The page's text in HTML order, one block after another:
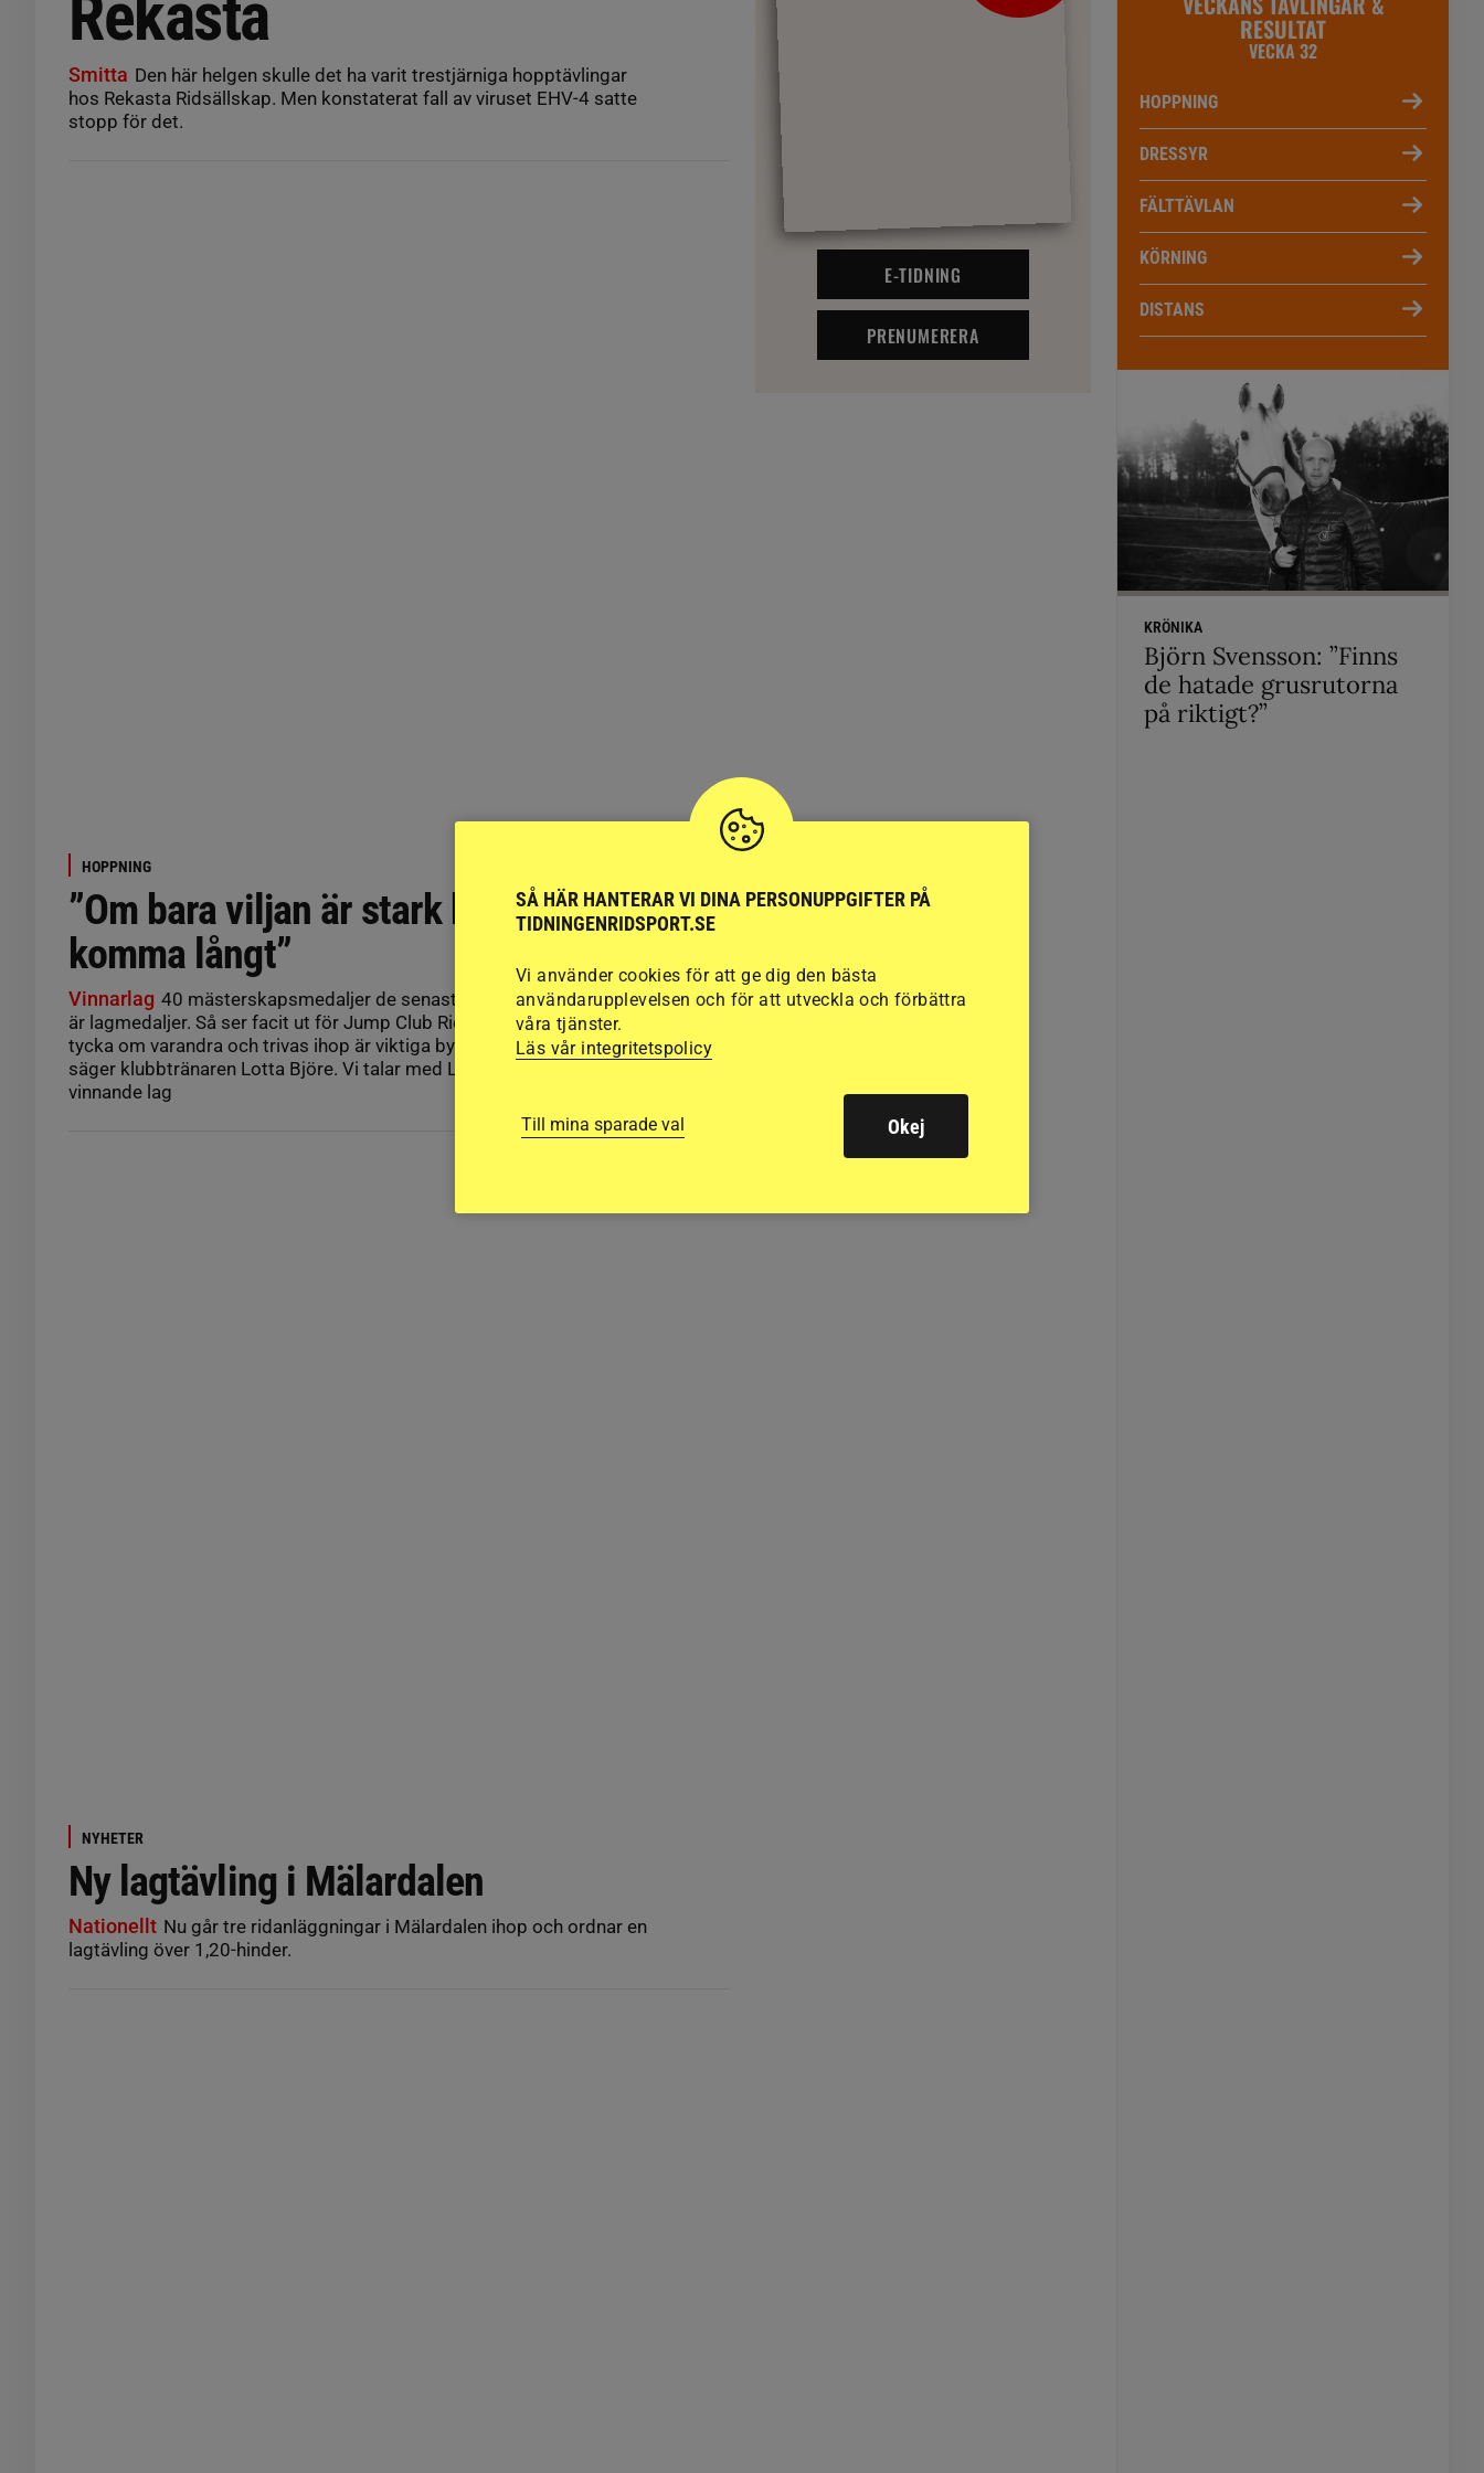
Rekasta
Smitta Den här helgen skulle det ha varit trestjärniga hopptävlingar
hos Rekasta Ridsällskap. Men konstaterat fall av viruset EHV-4 satte
stopp för det.
HOPPNING
”Om bara viljan är stark kan man
komma långt”
Vinnarlag 40 mästerskapsmedaljer de senaste fem åren, varav flera
är lagmedaljer. Så ser facit ut för Jump Club Ridsportförening. "Att
tycka om varandra och trivas ihop är viktiga byggstenar i ett team",
säger klubbtränaren Lotta Björe. Vi talar med Lotta om att skapa
vinnande lag
NYHETER
Ny lagtävling i Mälardalen
Nationellt Nu går tre ridanläggningar i Mälardalen ihop och ordnar en
lagtävling över 1,20-hinder.
E-TIDNING
PRENUMERERA
RESULTAT
VECKA 32
HOPPNING
DRESSYR
FÄLTTÄVLAN
KÖRNING
DISTANS
KRÖNIKA
Björn Svensson: ”Finns
de hatade grusrutorna
på riktigt?”
SÅ HÄR HANTERAR VI DINA PERSONUPPGIFTER PÅ
TIDNINGENRIDSPORT.SE
Vi använder cookies för att ge dig den bästa
användarupplevelsen och för att utveckla och förbättra
våra tjänster.
Läs vår integritetspolicy
Till mina sparade val Okej